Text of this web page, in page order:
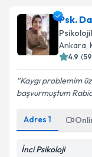
Psk.
Ankara,
4.9 (59
Kaygı problemim
başvurmuştum
Adres 1
İnci Psikoloji